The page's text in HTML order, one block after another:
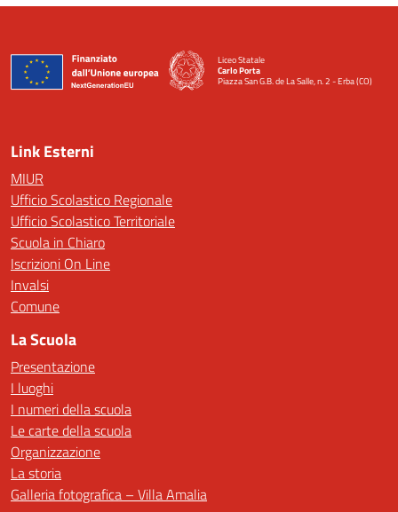
Liceo Statale
Carlo Porta
Piazza San G.B. de La Salle, n. 2 - Erba (CO)
— Visita la pagina iniziale della scuola
Link Esterni
MIUR
Ufficio Scolastico Regionale
Ufficio Scolastico Territoriale
Scuola in Chiaro
Iscrizioni On Line
Invalsi
Comune
La Scuola
Presentazione
I luoghi
I numeri della scuola
Le carte della scuola
Organizzazione
La storia
Galleria fotografica – Villa Amalia